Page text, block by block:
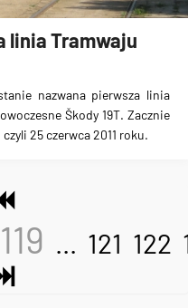
linia Tramwaju
nazwana pierwsza linia
Škody 19T. Zacznie
25 czerwca 2011 roku.
119 ... 121 122